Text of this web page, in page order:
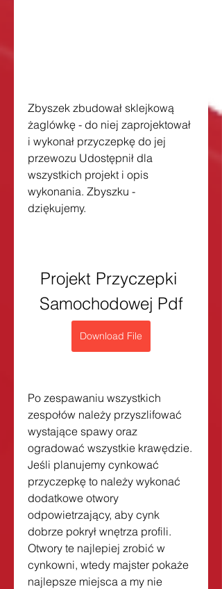
Zbyszek zbudował sklejkową
żaglówkę - do niej zaprojektował
i wykonał przyczepkę do jej
przewozu Udostępnił dla
wszystkich projekt i opis
wykonania. Zbyszku -
dziękujemy.
Projekt Przyczepki
Samochodowej Pdf
Download File
Po zespawaniu wszystkich
zespołów należy przyszlifować
wystające spawy oraz
ogradować wszystkie krawędzie.
Jeśli planujemy cynkować
przyczepkę to należy wykonać
dodatkowe otwory
odpowietrzający, aby cynk
dobrze pokrył wnętrza profili.
Otwory te najlepiej zrobić w
cynkowni, wtedy majster pokaże
najlepsze miejsca a my nie